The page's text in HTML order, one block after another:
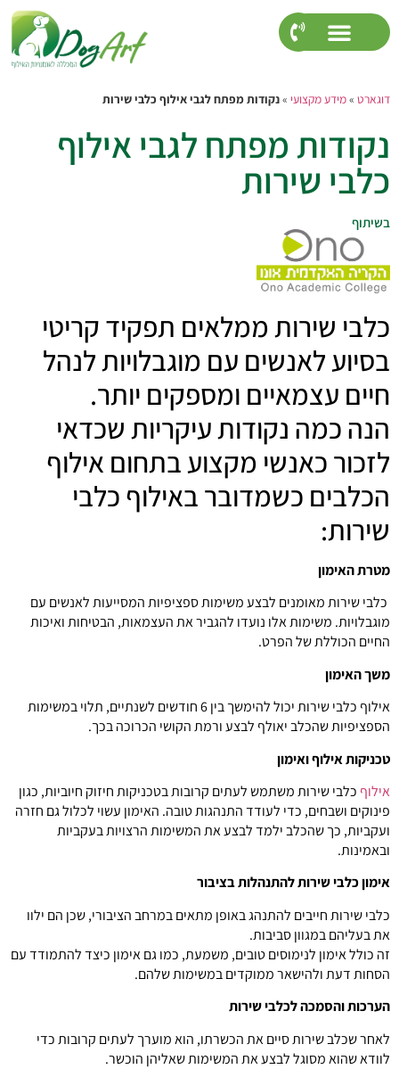
דוגארט »מידע מקצועי »נקודות מפתח לגבי אילוף כלבי שירות
נקודות מפתח לגבי אילוף
כלבי שירות
בשיתוף
כלבי שירות ממלאים תפקיד קריטי
בסיוע לאנשים עם מוגבלויות לנהל
חיים עצמאיים ומספקים יותר.
הנה כמה נקודות עיקריות שכדאי
לזכור כאנשי מקצוע בתחום אילוף
הכלבים כשמדובר באילוף כלבי
שירות:
מטרת האימון
כלבי שירות מאומנים לבצע משימות ספציפיות המסייעות לאנשים עם
מוגבלויות. משימות אלו נועדו להגביר את העצמאות, הבטיחות ואיכות
החיים הכוללת של הפרט.
משך האימון
אילוף כלבי שירות יכול להימשך בין 6 חודשים לשנתיים, תלוי במשימות
הספציפיות שהכלב יאולף לבצע ורמת הקושי הכרוכה בכך.
טכניקות אילוף ואימון
אילוף כלבי שירות משתמש לעתים קרובות בטכניקות חיזוק חיוביות, כגון
פינוקים ושבחים, כדי לעודד התנהגות טובה. האימון עשוי לכלול גם חזרה
ועקביות, כך שהכלב ילמד לבצע את המשימות הרצויות בעקביות
ובאמינות.
אימון כלבי שירות להתנהלות בציבור
כלבי שירות חייבים להתנהג באופן מתאים במרחב הציבורי, שכן הם ילוו
את בעליהם במגוון סביבות.
זה כולל אימון לנימוסים טובים, משמעת, כמו גם אימון כיצד להתמודד עם
הסחות דעת ולהישאר ממוקדים במשימות שלהם.
הערכות והסמכה לכלבי שירות
לאחר שכלב שירות סיים את הכשרתו, הוא מוערך לעתים קרובות כדי
לוודא שהוא מסוגל לבצע את המשימות שאליהן הוכשר.